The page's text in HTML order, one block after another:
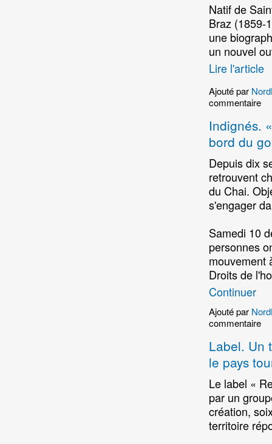
Natif de
Braz (1859-
une
un nouvel
Lire l'article
Ajouté par
commentaire
Indignés.
bord du
Depuis dix
retrouvent
du Chai.
s'engager
Samedi 10
personnes
mouvement
Droits de
Continuer
Ajouté par
commentaire
Label. Un
le pays
Le label «
par un
création,
territoire